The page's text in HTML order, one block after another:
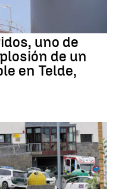
uno de
de un
en Telde,